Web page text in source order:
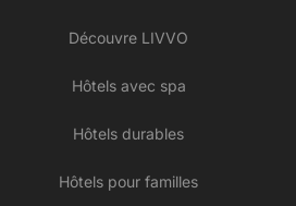
Découvre LIVVO
Hôtels avec spa
Hôtels durables
Hôtels pour familles